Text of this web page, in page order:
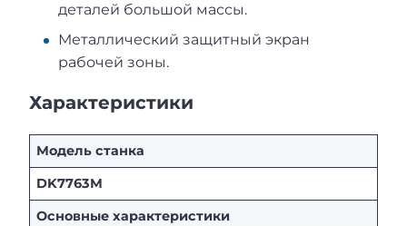
деталей большой массы.
Металлический защитный экран
рабочей зоны.
Характеристики
Модель станка
DK7763М
Основные характеристики